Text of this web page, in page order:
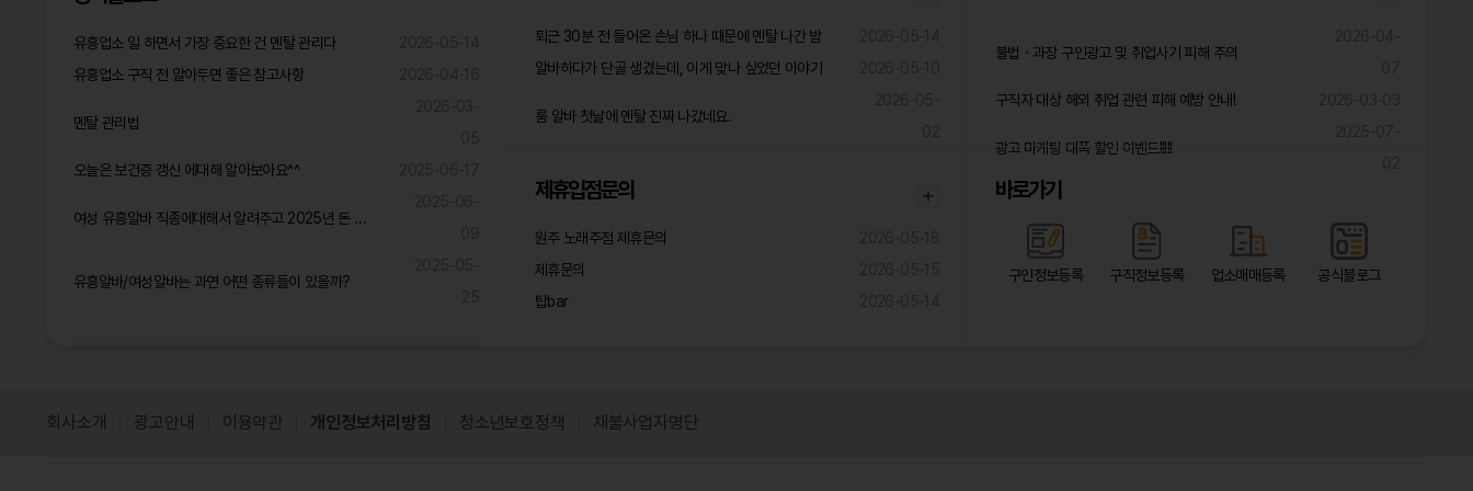
유흥업소 일 하면서 가장 중요한 건 멘탈 관리다
유흥업소 구직 전 알아두면 좋은 참고사항
멘탈 관리법
오늘은 보건증 갱신 에대해 알아보아요^^
여성 유흥알바 직종에대해서 알려주고 2025년 돈 많이 벌것같은 직종은?
유흥알바/여성알바는 과연 어떤 종류들이 있을까?
퇴근 30분 전 들어온 손님 하나 때문에 멘탈 나간 밤
알바하다가 단골 생겼는데, 이게 맞나 싶었던 이야기
룸 알바 첫날에 멘탈 진짜 나갔네요.
제휴입점문의
원주 노래주점 제휴믄의
제휴문의
탑bar
불법ㆍ과장 구인광고 및 취업사기 피해 주의
구직자 대상 해외 취업 관련 피해 예방 안내!
광고 마케팅 대폭 할인 이벤트!!!!!
바로가기
구인정보등록 구직정보등록 업소매매등록 공식블로그
회사소개 광고안내 이용약관 개인정보처리방침 청소년보호정책 채불사업자명단